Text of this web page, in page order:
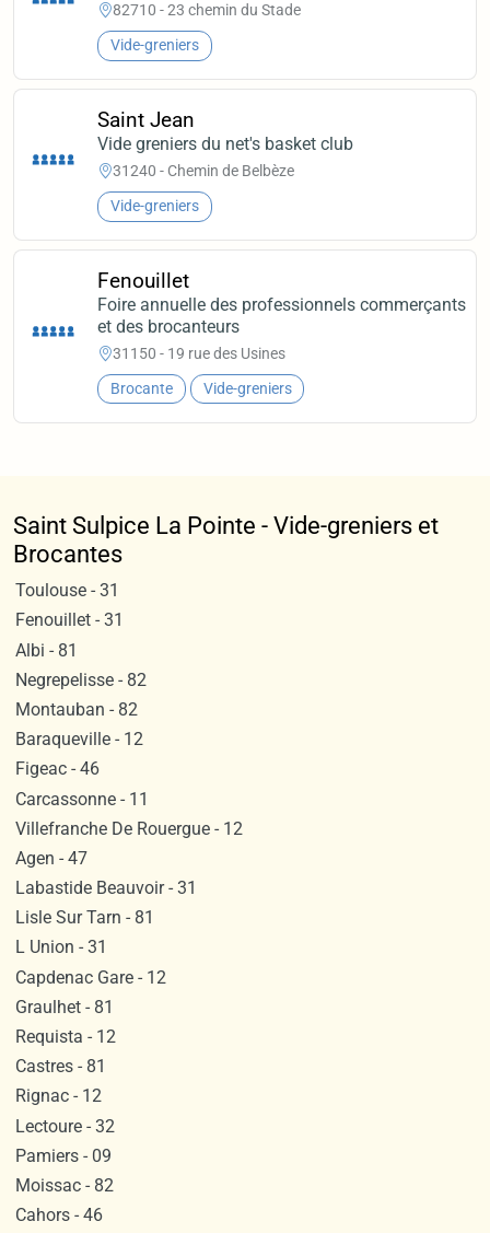
82710 - 23 chemin du Stade
Vide-greniers
Saint Jean
Vide greniers du net's basket club
31240 - Chemin de Belbèze
Vide-greniers
Fenouillet
Foire annuelle des professionnels commerçants
et des brocanteurs
31150 - 19 rue des Usines
Brocante Vide-greniers
Saint Sulpice La Pointe - Vide-greniers et
Brocantes
Toulouse - 31
Fenouillet - 31
Albi - 81
Negrepelisse - 82
Montauban - 82
Baraqueville - 12
Figeac - 46
Carcassonne - 11
Villefranche De Rouergue - 12
Agen - 47
Labastide Beauvoir - 31
Lisle Sur Tarn - 81
L Union - 31
Capdenac Gare - 12
Graulhet - 81
Requista - 12
Castres - 81
Rignac - 12
Lectoure - 32
Pamiers - 09
Moissac - 82
Cahors - 46